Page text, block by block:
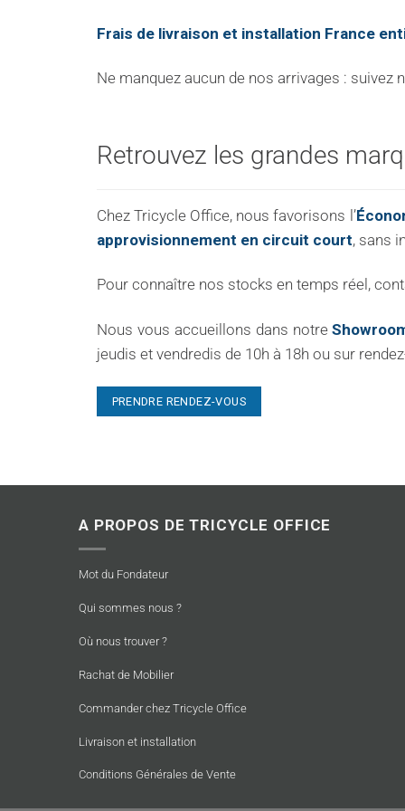
Frais de livraison et installation France
Ne manquez aucun de nos arrivages : suivez
Retrouvez les grandes
Chez Tricycle Office, nous favorisons l’
approvisionnement en circuit court, sans
Pour connaître nos stocks en temps réel,
Nous vous accueillons dans notre
jeudis et vendredis de 10h à 18h ou sur
PRENDRE RENDEZ-VOUS
A PROPOS DE TRICYCLE OFFICE
Mot du Fondateur
Qui sommes nous ?
Où nous trouver ?
Rachat de Mobilier
Commander chez Tricycle Office
Livraison et installation
Conditions Générales de Vente